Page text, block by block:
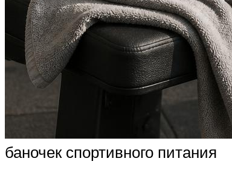
баночек спортивного питания